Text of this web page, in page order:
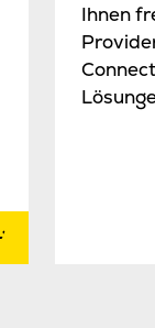
Ihnen